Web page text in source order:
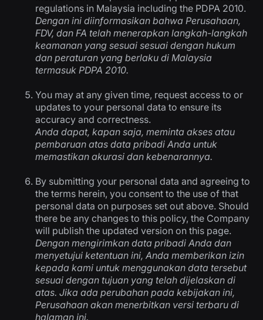
regulations in Malaysia including the PDPA 2010.
Dengan ini diinformasikan bahwa Perusahaan,
FDV, dan FA telah menerapkan langkah-langkah
keamanan yang sesuai sesuai dengan hukum
dan peraturan yang berlaku di Malaysia
termasuk PDPA 2010.
You may at any given time, request access to or
updates to your personal data to ensure its
accuracy and correctness.
Anda dapat, kapan saja, meminta akses atau
pembaruan atas data pribadi Anda untuk
memastikan akurasi dan kebenarannya.
By submitting your personal data and agreeing to
the terms herein, you consent to the use of that
personal data on purposes set out above. Should
there be any changes to this policy, the Company
will publish the updated version on this page.
Dengan mengirimkan data pribadi Anda dan
menyetujui ketentuan ini, Anda memberikan izin
kepada kami untuk menggunakan data tersebut
sesuai dengan tujuan yang telah dijelaskan di
atas. Jika ada perubahan pada kebijakan ini,
Perusahaan akan menerbitkan versi terbaru di
halaman ini.